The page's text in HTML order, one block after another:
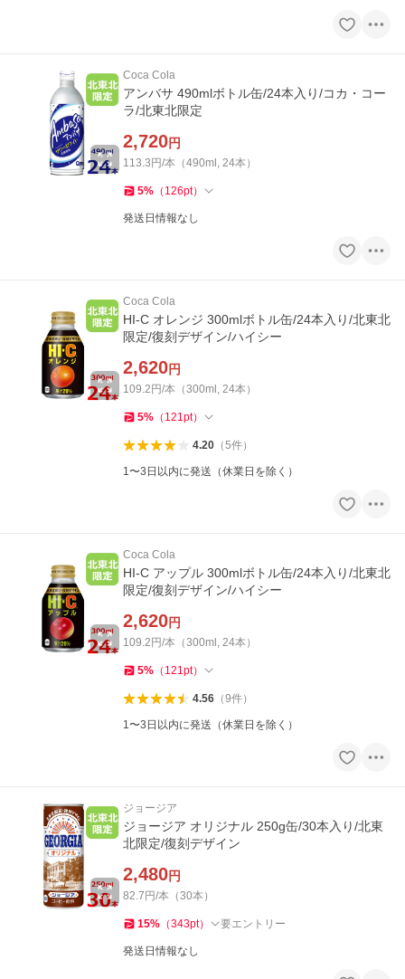
Coca Cola
アンバサ 490mlボトル缶/24本入り/コカ・コー
ラ/北東北限定
2,720円
113.3円/本（490ml, 24本）
5% （ 126pt）
発送日情報なし
Coca Cola
HI-C オレンジ 300mlボトル缶/24本入り/北東北
限定/復刻デザイン/ハイシー
2,620円
109.2円/本（300ml, 24本）
5% （ 121pt）
4.20（5件）
1〜3日以内に発送（休業日を除く）
Coca Cola
HI-C アップル 300mlボトル缶/24本入り/北東北
限定/復刻デザイン/ハイシー
2,620円
109.2円/本（300ml, 24本）
5% （ 121pt）
4.56（9件）
1〜3日以内に発送（休業日を除く）
ジョージア
ジョージア オリジナル 250g缶/30本入り/北東
北限定/復刻デザイン
2,480円
82.7円/本（30本）
15% （343pt） 要エントリー
発送日情報なし